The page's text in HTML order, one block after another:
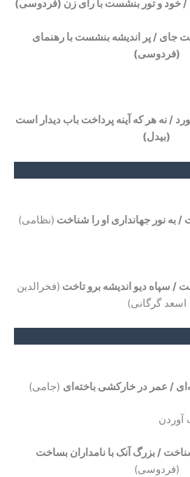
/ خود و تور بنشست با رای زن (فردوسی)
جای / پر اندیشه بنشست با رهنمای
(فردوسی)
/ نه هر که آینه پرداخت باب دیدار است
(بیدل)
/ به نور جهانداری او را شناخت (نظامی)
/ سپاه دیو اندیشه برو تاخت (فخرالدین
اسعد گرگانی)
/ عمر در خارکشی باخته‌ای (جامی)
آوردن
/ بزرگ آنک با نامداران بساخت
(فردوسی)